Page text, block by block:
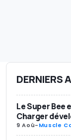
DERNIERS
Le Super Bee
Charger
9 Aoû-Muscle